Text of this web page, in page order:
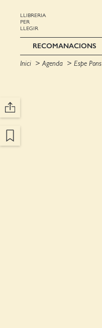
LLIBRERIA
PER
LLEGIR
RECOMANACIONS
Inici Agenda Espe Pons